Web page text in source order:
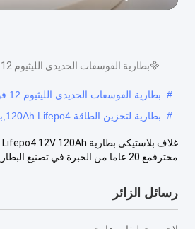
بطارية الفوسفات الحديدي الليثيوم 12 فولت
# بطارية الفوسفات الحديدي الليثيوم 12 فولت,LiFePO4 فوسفات الحديد الليثيوم,أيونات الليثيوم وفوسفات الليثيوم
# بطارية لتخزين الطاقة 120Ah Lifepo4,بطارية لتخزين الطاقة 12 فولت LiFePO4
محترفمع 20 عاما من الخبرة في تصنيع البطاريات، وهومتخصصة في البحثarch,التصميم...
رسائل الزائر